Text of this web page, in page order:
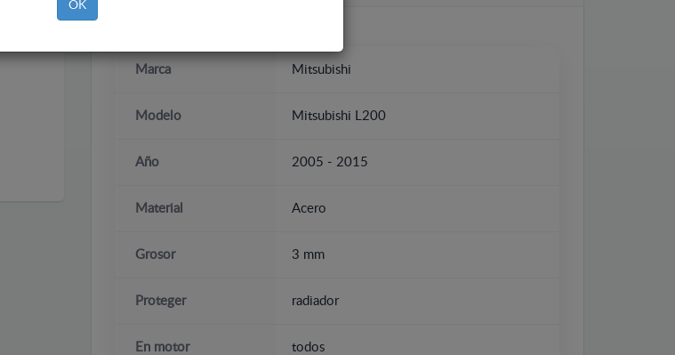
Marca Mitsubishi
Modelo Mitsubishi L200
Año 2005 - 2015
Material Acero
Grosor 3 mm
Proteger radiador
En motor todos
OK